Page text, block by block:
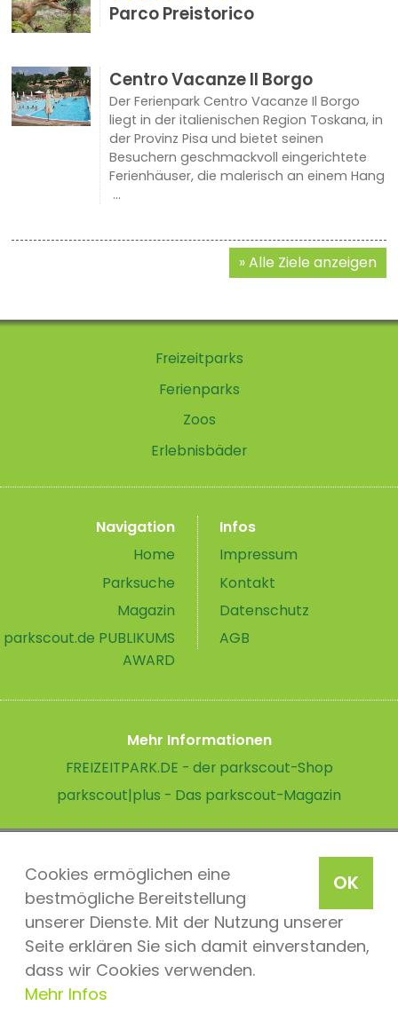
OK
Cookies ermöglichen eine
bestmögliche Bereitstellung
unserer Dienste. Mit der Nutzung unserer
Seite erklären Sie sich damit einverstanden,
dass wir Cookies verwenden.
Mehr Infos
Parco Preistorico
Centro Vacanze Il Borgo
Der Ferienpark Centro Vacanze Il Borgo
liegt in der italienischen Region Toskana, in
der Provinz Pisa und bietet seinen
Besuchern geschmackvoll eingerichtete
Ferienhäuser, die malerisch an einem Hang
...
Alle Ziele anzeigen
Freizeitparks
Ferienparks
Zoos
Erlebnisbäder
Navigation
Home
Parksuche
Magazin
parkscout.de PUBLIKUMS
AWARD
Infos
Impressum
Kontakt
Datenschutz
AGB
Mehr Informationen
FREIZEITPARK.DE - der parkscout-Shop
parkscout|plus - Das parkscout-Magazin
parkscout.de 2026, ein Produkt der Parkteam AG